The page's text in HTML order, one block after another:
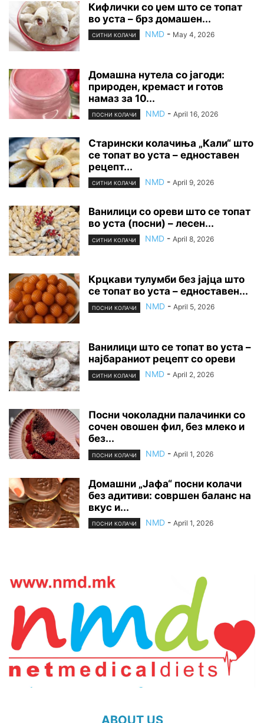
Кифлички со џем што се топат
во уста – брз домашен...
СИТНИ КОЛАЧИ NMD - May 4, 2026
Домашна нутела со јагоди:
природен, кремаст и готов
намаз за 10...
ПОСНИ КОЛАЧИ NMD - April 16, 2026
Старински колачиња „Кали“ што
се топат во уста – едноставен
рецепт...
СИТНИ КОЛАЧИ NMD - April 9, 2026
Ванилици со ореви што се топат
во уста (посни) – лесен...
СИТНИ КОЛАЧИ NMD - April 8, 2026
Крцкави тулумби без јајца што
се топат во уста – едноставен...
ПОСНИ КОЛАЧИ NMD - April 5, 2026
Ванилици што се топат во уста –
најбараниот рецепт со ореви
СИТНИ КОЛАЧИ NMD - April 2, 2026
Посни чоколадни палачинки со
сочен овошен фил, без млеко и
без...
ПОСНИ КОЛАЧИ NMD - April 1, 2026
Домашни „Јафа“ посни колачи
без адитиви: совршен баланс на
вкус и...
ПОСНИ КОЛАЧИ NMD - April 1, 2026